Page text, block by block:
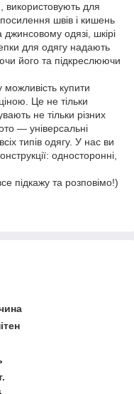
використовують для
швів і кишень
одязі, шкірі
для одягу надають
його та підкреслюючи
купити
Це не тільки
не тільки різних
— універсальні
типів одягу. У нас ви
односторонні,
підкажу та розповімо!)